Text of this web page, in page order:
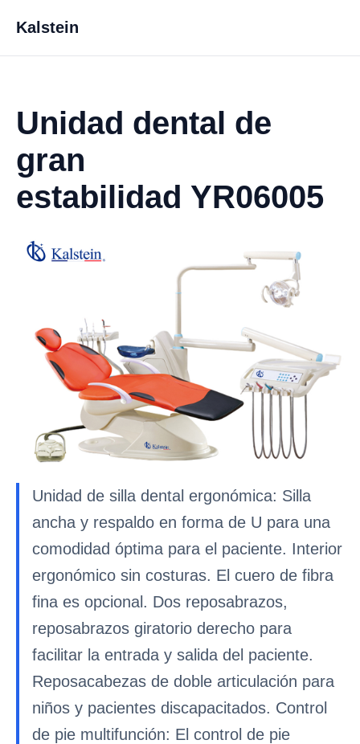
Kalstein
Unidad dental de
gran
estabilidad YR06005
Unidad de silla dental ergonómica: Silla
ancha y respaldo en forma de U para una
comodidad óptima para el paciente. Interior
ergonómico sin costuras. El cuero de fibra
fina es opcional. Dos reposabrazos,
reposabrazos giratorio derecho para
facilitar la entrada y salida del paciente.
Reposacabezas de doble articulación para
niños y pacientes discapacitados. Control
de pie multifunción: El control de pie